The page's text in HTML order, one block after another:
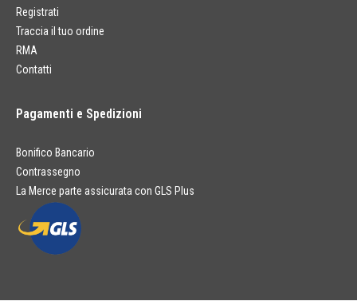
Registrati
Traccia il tuo ordine
RMA
Contatti
Pagamenti e Spedizioni
Bonifico Bancario
Contrassegno
La Merce parte assicurata con GLS Plus